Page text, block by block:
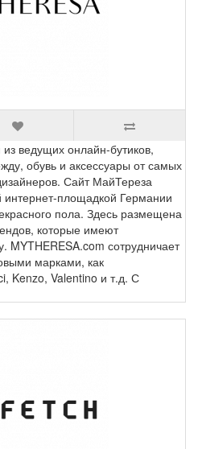
ведущих онлайн-бутиков,
обувь и аксессуары от самых
Сайт МайТереза
площадкой Германии
пола. Здесь размещена
которые имеют
MYTHERESA.com сотрудничает
марками, как
Kenzo, Valentino и т.д. С